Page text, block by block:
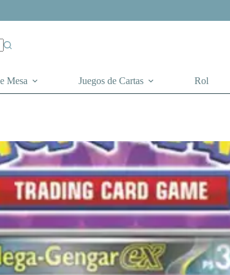
Mesa Juegos de Cartas Rol